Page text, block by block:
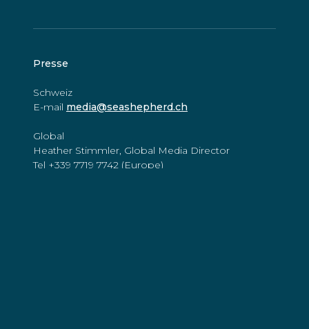
Presse
Schweiz
E-mail media@seashepherd.ch
Global
Heather Stimmler, Global Media Director
Tel +339 7719 7742 (Europe)